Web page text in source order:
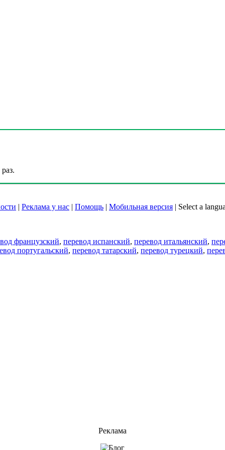
| Реклама у нас | Помощь | Мобильная версия | Select a
французский, перевод испанский, перевод итальянский,
португальский, перевод татарский, перевод турецкий,
Реклама